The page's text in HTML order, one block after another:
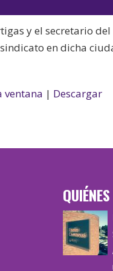
audio
y el secretario
en dicha
ventana | Descargar